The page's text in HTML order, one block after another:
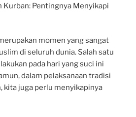
Kurban: Pentingnya Menyikapi
momen yang sangat
di seluruh dunia. Salah satu
pada hari yang suci ini
dalam pelaksanaan tradisi
kita juga perlu menyikapinya